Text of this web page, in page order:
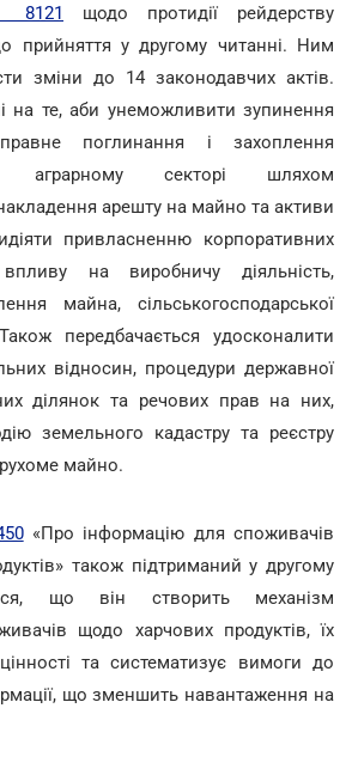
8121
щодо протидії рейдерству
прийняття у другому читанні. Ним
зміни до 14 законодавчих актів.
на те, аби унеможливити зупинення
поглинання і захоплення
аграрному секторі шляхом
арешту на майно та активи
привласненню корпоративних
на виробничу діяльність,
майна, сільськогосподарської
передбачається удосконалити
відносин, процедури державної
ділянок та речових прав на них,
земельного кадастру та реєстру
майно.
«Про інформацію для споживачів
також підтриманий у другому
що він створить механізм
щодо харчових продуктів, їх
та систематизує вимоги до
що зменшить навантаження на